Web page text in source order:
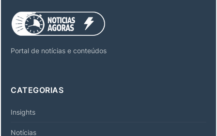
Portal de notícias e conteúdos
CATEGORIAS
Insights
Notícias